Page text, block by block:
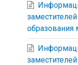
образования